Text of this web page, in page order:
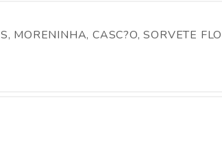
MORENINHA, CASC?O, SORVETE